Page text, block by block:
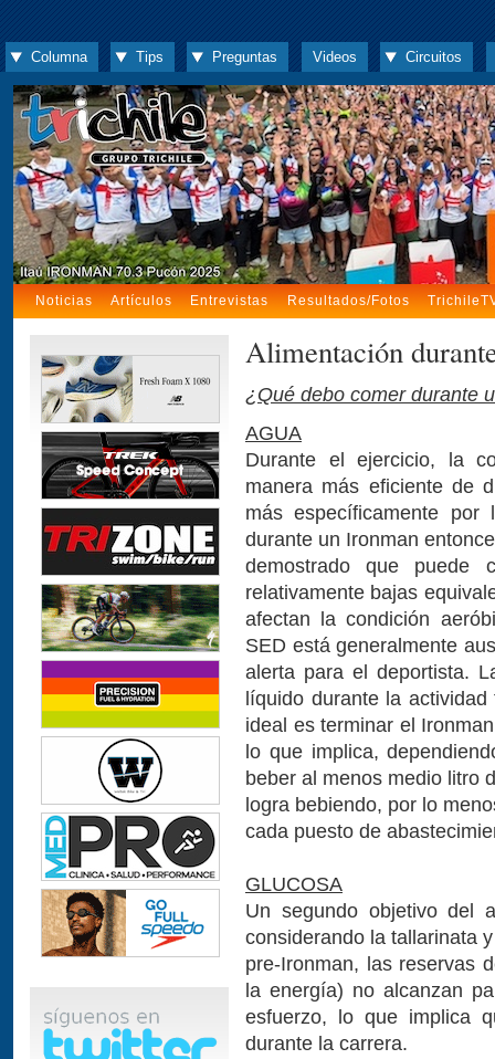
Columna Tips Preguntas Videos Circuitos
Noticias Artículos Entrevistas Resultados/Fotos
Alimentación
¿Qué debo comer durante
AGUA
Durante el ejercicio, la
manera más eficiente de
más específicamente por
durante un Ironman
demostrado que puede
relativamente bajas
afectan la condición
SED está generalmente
alerta para el deportista.
líquido durante la
ideal es terminar el
lo que implica,
beber al menos medio litro
logra bebiendo, por lo
cada puesto de
GLUCOSA
Un segundo objetivo del
considerando la tallarinata
pre-Ironman, las reservas
la energía) no alcanzan
esfuerzo, lo que implica
durante la carrera.